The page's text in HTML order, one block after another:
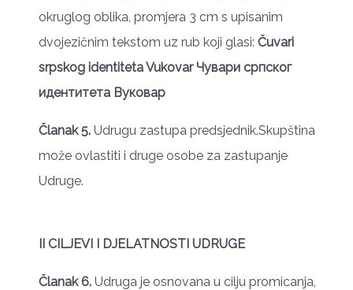
okruglog oblika, promjera 3 cm s upisanim
dvojezičnim tekstom uz rub koji glasi: Čuvari
srpskog identitetaVukovar Чувари српског
идентитета Вуковар
Članak 5. Udrugu zastupa predsjednik.Skupština
može ovlastiti i druge osobe za zastupanje
Udruge.
II CILJEVI I DJELATNOSTI UDRUGE
Članak 6. Udruga je osnovana u cilju promicanja,